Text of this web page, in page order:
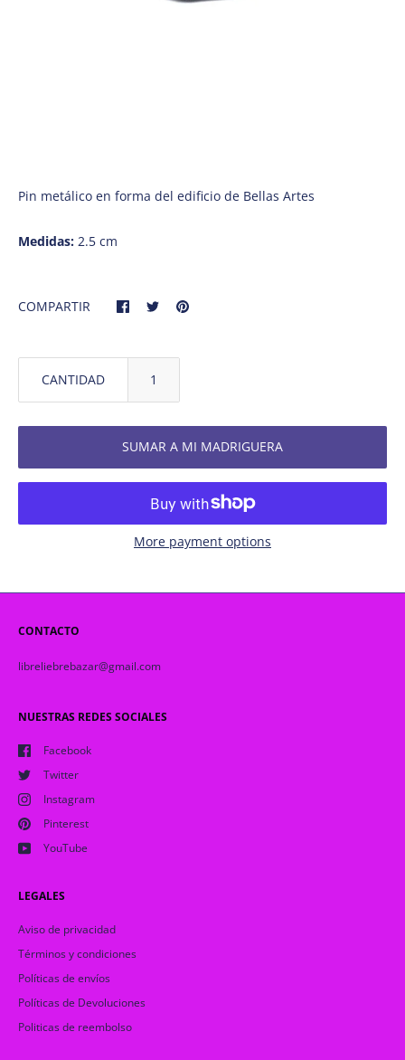
Pin metálico en forma del edificio de Bellas Artes
Medidas: 2.5 cm
COMPARTIR
CANTIDAD
SUMAR A MI MADRIGUERA
More payment options
CONTACTO
libreliebrebazar@gmail.com
NUESTRAS REDES SOCIALES
Facebook
Twitter
Instagram
Pinterest
YouTube
LEGALES
Aviso de privacidad
Términos y condiciones
Políticas de envíos
Políticas de Devoluciones
Politicas de reembolso